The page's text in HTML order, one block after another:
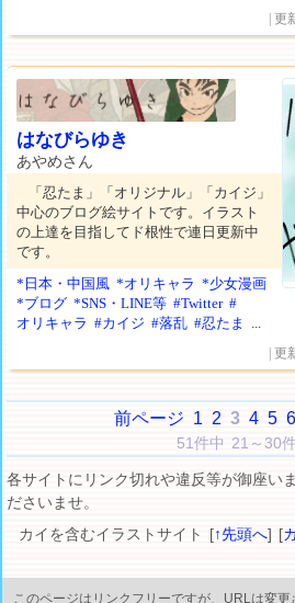
| 更
はなびらゆき
あやめさん
「忍たま」「オリジナル」「カイジ」
中心のブログ絵サイトです。イラスト
の上達を目指してド根性で連日更新中
です。
*日本・中国風 *オリキャラ *少女漫画
*ブログ *SNS・LINE等 #Twitter #
オリキャラ #カイジ #落乱 #忍たま
| 更
前ページ 1 2 3 4 5 6
51件中 21～30
各サイトにリンク切れや違反等が御座い
ださいませ。
カイを含むイラストサイト [↑先頭へ] [
このページはリンクフリーですが、URLは変更